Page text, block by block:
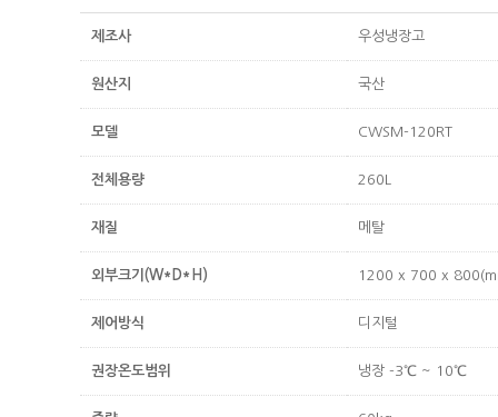
제조사 우성냉장고
원산지 국산
모델 CWSM-120RT
전체용량 260L
재질 메탈
외부크기(W*D*H) 1200 x 700 x
제어방식 디지털
권장온도범위 냉장 -3℃ ~ 10℃